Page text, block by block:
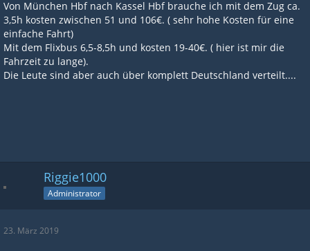
Von München Hbf nach Kassel Hbf brauche ich mit dem Zug ca.
3,5h kosten zwischen 51 und 106€. ( sehr hohe Kosten für eine
einfache Fahrt)
Mit dem Flixbus 6,5-8,5h und kosten 19-40€. ( hier ist mir die
Fahrzeit zu lange).
Die Leute sind aber auch über komplett Deutschland verteilt....
Riggie1000
Administrator
23. März 2019